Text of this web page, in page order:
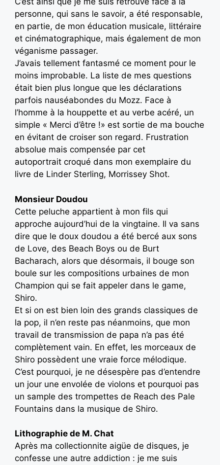
personne, qui sans le savoir, a été responsable,
en partie, de mon éducation musicale, littéraire
et cinématographique, mais également de mon
véganisme passager.
J’avais tellement fantasmé ce moment pour le
moins improbable. La liste de mes questions
était bien plus longue que les déclarations
parfois nauséabondes du Mozz. Face à
l’homme à la houppette et au verbe acéré, un
simple « Merci d’être !» est sortie de ma bouche
en évitant de croiser son regard. Frustration
absolue mais compensée par cet
autoportrait croqué dans mon exemplaire du
livre de Linder Sterling, Morrissey Shot.
Monsieur Doudou
Cette peluche appartient à mon fils qui
approche aujourd’hui de la vingtaine. Il va sans
dire que le doux doudou a été bercé aux sons
de Love, des Beach Boys ou de Burt
Bacharach, alors que désormais, il bouge son
boule sur les compositions urbaines de mon
Champion qui se fait appeler dans le game,
Shiro.
Et si on est bien loin des grands classiques de
la pop, il n’en reste pas néanmoins, que mon
travail de transmission de papa n’a pas été
complètement vain. En effet, les morceaux de
Shiro possèdent une vraie force mélodique.
C’est pourquoi, je ne désespère pas d’entendre
un jour une envolée de violons et pourquoi pas
un sample des trompettes de Reach des Pale
Fountains dans la musique de Shiro.
Lithographie de M. Chat
Après ma collectionnite aigüe de disques, je
confesse une autre addiction : je me suis